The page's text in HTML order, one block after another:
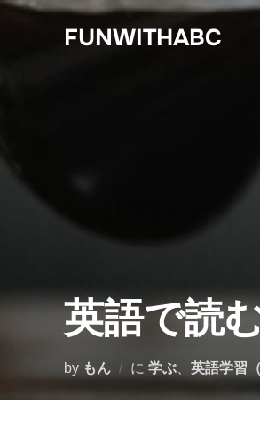
FUNWITHABC
英語で読
by もん に 学ぶ 英語学習